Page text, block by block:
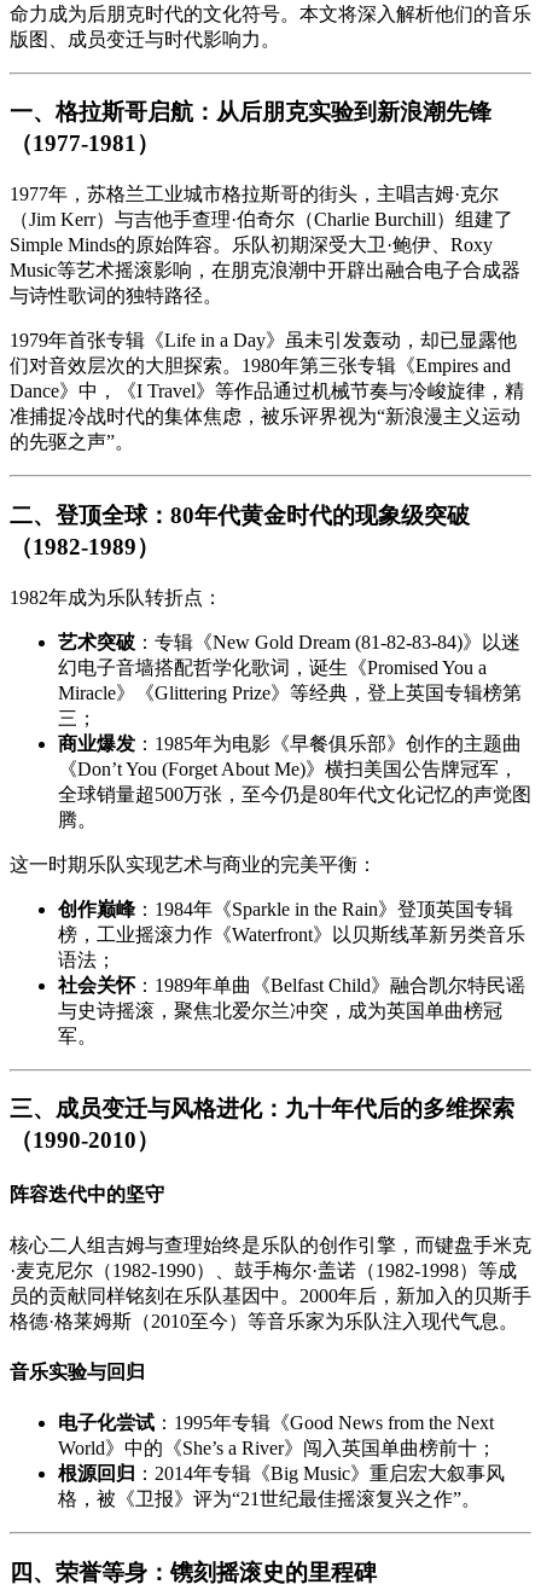
命力成为后朋克时代的文化符号。本文将深入解析他们的音乐
版图、成员变迁与时代影响力。
一、格拉斯哥启航：从后朋克实验到新浪潮先锋
（1977-1981）
1977年，苏格兰工业城市格拉斯哥的街头，主唱吉姆·克尔
（Jim Kerr）与吉他手查理·伯奇尔（Charlie Burchill）组建了
Simple Minds的原始阵容。乐队初期深受大卫·鲍伊、Roxy
Music等艺术摇滚影响，在朋克浪潮中开辟出融合电子合成器
与诗性歌词的独特路径。
1979年首张专辑《Life in a Day》虽未引发轰动，却已显露他
们对音效层次的大胆探索。1980年第三张专辑《Empires and
Dance》中，《I Travel》等作品通过机械节奏与冷峻旋律，精
准捕捉冷战时代的集体焦虑，被乐评界视为“新浪漫主义运动
的先驱之声”。
二、登顶全球：80年代黄金时代的现象级突破
（1982-1989）
1982年成为乐队转折点：
艺术突破 ：专辑《New Gold Dream (81-82-83-84)》以迷
幻电子音墙搭配哲学化歌词，诞生《Promised You a
Miracle》《Glittering Prize》等经典，登上英国专辑榜第
三；
商业爆发 ：1985年为电影《早餐俱乐部》创作的主题曲
《Don’t You (Forget About Me)》横扫美国公告牌冠军，
全球销量超500万张，至今仍是80年代文化记忆的声觉图
腾。
这一时期乐队实现艺术与商业的完美平衡：
创作巅峰：1984年《Sparkle in the Rain》登顶英国专辑
榜，工业摇滚力作《Waterfront》以贝斯线革新另类音乐
语法；
社会关怀：1989年单曲《Belfast Child》融合凯尔特民谣
与史诗摇滚，聚焦北爱尔兰冲突，成为英国单曲榜冠
军。
三、成员变迁与风格进化：九十年代后的多维探索
（1990-2010）
阵容迭代中的坚守
核心二人组吉姆与查理始终是乐队的创作引擎，而键盘手米克
·麦克尼尔（1982-1990）、鼓手梅尔·盖诺（1982-1998）等成
员的贡献同样铭刻在乐队基因中。2000年后，新加入的贝斯手
格德·格莱姆斯（2010至今）等音乐家为乐队注入现代气息。
音乐实验与回归
电子化尝试 ：1995年专辑《Good News from the Next
World》中的《She’s a River》闯入英国单曲榜前十；
根源回归 ：2014年专辑《Big Music》重启宏大叙事风
格，被《卫报》评为“21世纪最佳摇滚复兴之作”。
四、荣誉等身：镌刻摇滚史的里程碑